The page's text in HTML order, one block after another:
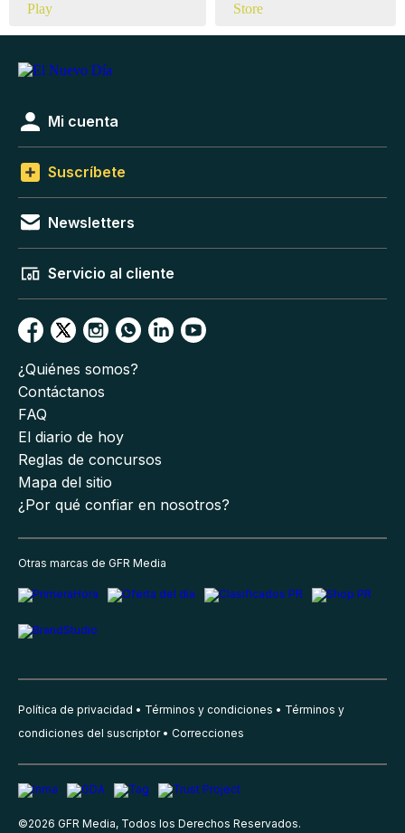
Mi cuenta
Suscríbete
Newsletters
Servicio al cliente
¿Quiénes somos?
Contáctanos
FAQ
El diario de hoy
Reglas de concursos
Mapa del sitio
¿Por qué confiar en nosotros?
Otras marcas de GFR Media
Política de privacidad Términos y condiciones
Términos y
condiciones del suscriptor
Correcciones
©2026 GFR Media, Todos los Derechos Reservados.